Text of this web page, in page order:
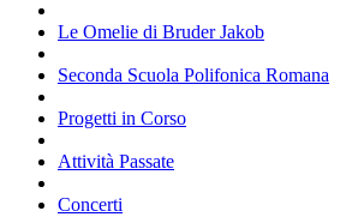
Le Omelie di Bruder Jakob
Seconda Scuola Polifonica Romana
Progetti in Corso
Attività Passate
Concerti